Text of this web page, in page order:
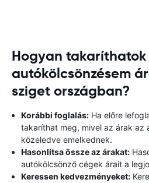
Hogyan
autókölcsönzésem
sziget országban?
Korábbi foglalás: Ha előre
takaríthat meg, mivel az árak az
közeledve emelkednek.
Hasonlítsa össze az árakat:
autókölcsönző cégek árait a
Keressen kedvezményeket: